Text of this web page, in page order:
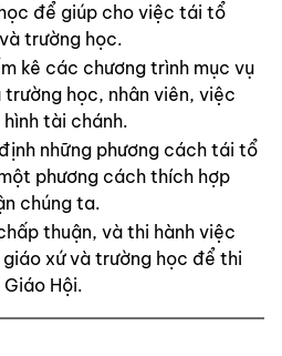
để giúp cho việc tái tổ
trường học.
kê các chương trình mục vụ
học, nhân viên, việc
tài chánh.
những phương cách tái tổ
phương cách thích hợp
chúng ta.
thuận, và thi hành việc
giáo xứ và trường học để thi
Giáo Hội.